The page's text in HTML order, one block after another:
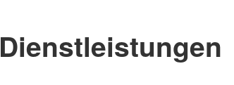
Dienstleistungen